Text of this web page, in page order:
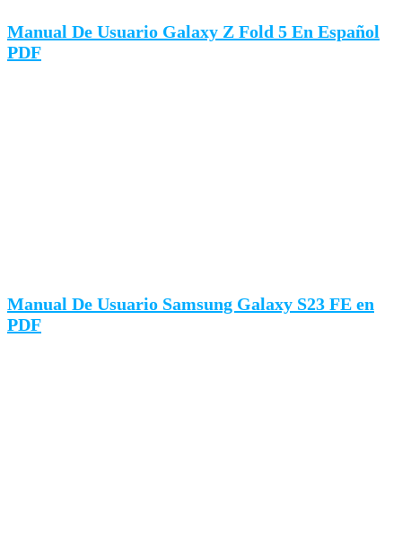
Manual De Usuario Galaxy Z Fold 5 En Español
PDF
Manual De Usuario Samsung Galaxy S23 FE en
PDF